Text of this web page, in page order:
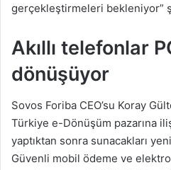
gerçekleştirmeleri bekleniyor”
Akıllı telefonlar
dönüşüyor
Sovos Foriba CEO’su Koray
Türkiye e-Dönüşüm pazarına
yaptıktan sonra sunacakları
Güvenli mobil ödeme ve